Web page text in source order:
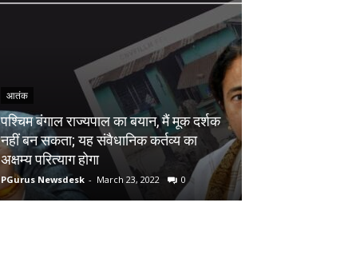
आतंक
पश्चिम बंगाल राज्यपाल का बयान, मैं मूक दर्शक
नहीं बन सकता; यह संवैधानिक कर्तव्य का
अक्षम्य परित्याग होगा
PGurus Newsdesk - March 23, 2022 0